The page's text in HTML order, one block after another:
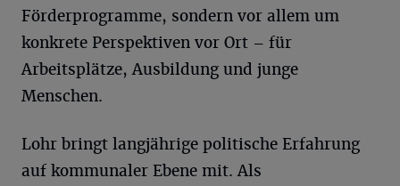
Förderprogramme, sondern vor allem um
konkrete Perspektiven vor Ort – für
Arbeitsplätze, Ausbildung und junge
Menschen.
Lohr bringt langjährige politische Erfahrung
auf kommunaler Ebene mit. Als